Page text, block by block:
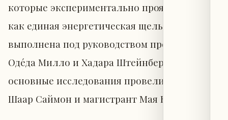
которые экспериментально проявляются
как единая энергетическая щель. Работа
выполнена под руководством профессоров
Оде́да Милло и Хадара Штейнберга;
основные исследования провели аспирант
Шаар Саймон и магистрант Мая Кланг.